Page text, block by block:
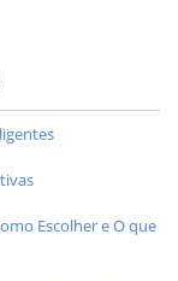
Escolher e O que